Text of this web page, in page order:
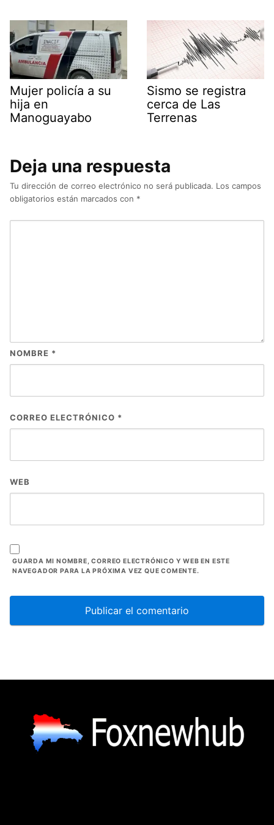
Mujer policía a su
hija en
Manoguayabo
Sismo se registra
cerca de Las
Terrenas
Deja una respuesta
Tu dirección de correo electrónico no será publicada. Los campos
obligatorios están marcados con *
NOMBRE *
CORREO ELECTRÓNICO *
WEB
GUARDA MI NOMBRE, CORREO ELECTRÓNICO Y WEB EN ESTE
NAVEGADOR PARA LA PRÓXIMA VEZ QUE COMENTE.